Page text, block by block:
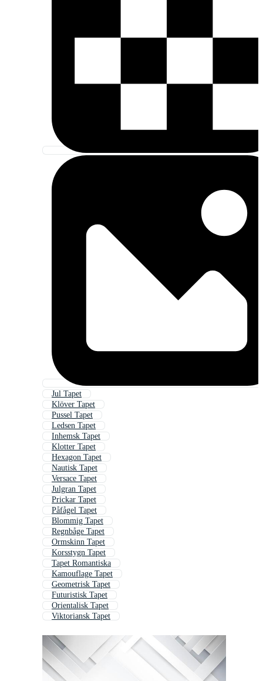
Jul Tapet
Klöver Tapet
Pussel Tapet
Ledsen Tapet
Inhemsk Tapet
Klotter Tapet
Hexagon Tapet
Nautisk Tapet
Versace Tapet
Julgran Tapet
Prickar Tapet
Påfågel Tapet
Blommig Tapet
Regnbåge Tapet
Ormskinn Tapet
Korsstygn Tapet
Tapet Romantiska
Kamouflage Tapet
Geometrisk Tapet
Futuristisk Tapet
Orientalisk Tapet
Viktoriansk Tapet